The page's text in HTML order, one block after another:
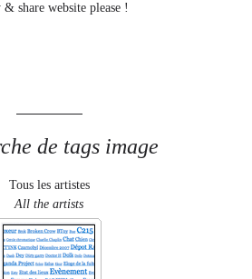
share website please !
de tags image
Tous les artistes
All the artists